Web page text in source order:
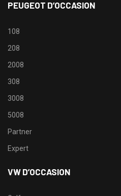
PEUGEOT D’OCCASION
108
208
2008
308
3008
5008
Partner
Expert
VW D’OCCASION